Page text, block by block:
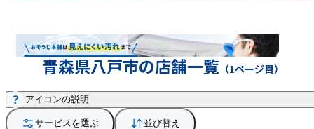
青森県八戸市の店舗一覧 （1ページ目）
サービスを選ぶ 並び替え
アイコンの説明